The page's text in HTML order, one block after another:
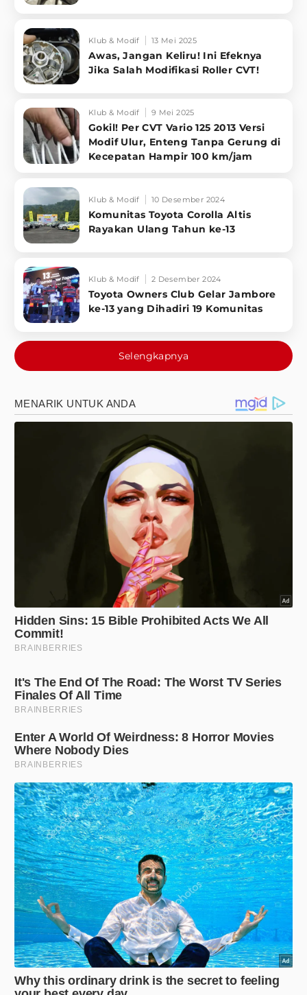
Klub & Modif 13 Mei 2025
Awas, Jangan Keliru! Ini Efeknya
Jika Salah Modifikasi Roller CVT!
Klub & Modif 9 Mei 2025
Gokil! Per CVT Vario 125 2013 Versi
Modif Ulur, Enteng Tanpa Gerung di
Kecepatan Hampir 100 km/jam
Klub & Modif 10 Desember 2024
Komunitas Toyota Corolla Altis
Rayakan Ulang Tahun ke-13
Klub & Modif 2 Desember 2024
Toyota Owners Club Gelar Jambore
ke-13 yang Dihadiri 19 Komunitas
Selengkapnya